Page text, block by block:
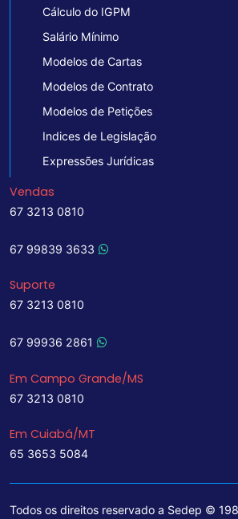
Cálculo do IGPM
Salário Mínimo
Modelos de Cartas
Modelos de Contrato
Modelos de Petições
Indices de Legislação
Expressões Jurídicas
Vendas
67 3213 0810
67 99839 3633
Suporte
67 3213 0810
67 99936 2861
Em Campo Grande/MS
67 3213 0810
Em Cuiabá/MT
65 3653 5084
Todos os direitos reservado a Sedep ©